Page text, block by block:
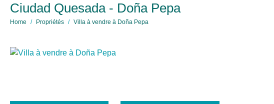
Ciudad Quesada - Doña Pepa
Home Propriétés Villa à vendre à Doña Pepa